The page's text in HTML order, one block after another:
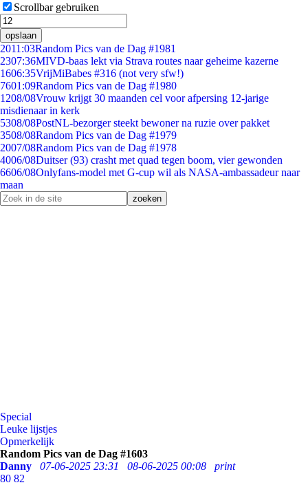
Scrollbar gebruiken
opslaan
2011:03Random Pics van de Dag #1981
2307:36MIVD-baas lekt via Strava routes naar geheime kazerne
1606:35VrijMiBabes #316 (not very sfw!)
7601:09Random Pics van de Dag #1980
1208/08Vrouw krijgt 30 maanden cel voor afpersing 12-jarige
misdienaar in kerk
5308/08PostNL-bezorger steekt bewoner na ruzie over pakket
3508/08Random Pics van de Dag #1979
2007/08Random Pics van de Dag #1978
4006/08Duitser (93) crasht met quad tegen boom, vier gewonden
6606/08Onlyfans-model met G-cup wil als NASA-ambassadeur naar
maan
Special
Leuke lijstjes
Opmerkelijk
Random Pics van de Dag #1603
Danny
07-06-2025 23:31 08-06-2025 00:08
print
80 82